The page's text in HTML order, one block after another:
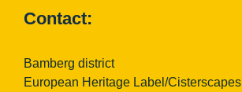
Contact:
Bamberg district
European Heritage Label/Cisterscapes